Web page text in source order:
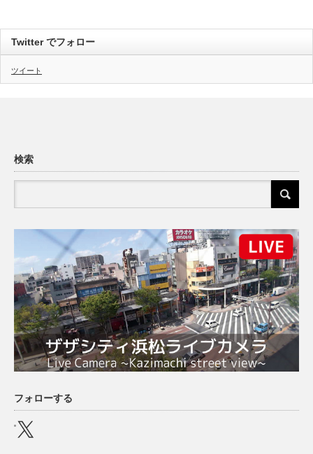
Twitter でフォロー
ツイート
検索
フォローする
X